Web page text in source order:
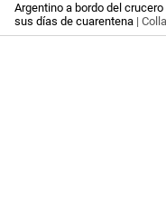
Argentino a bordo del
sus días de cuarentena |